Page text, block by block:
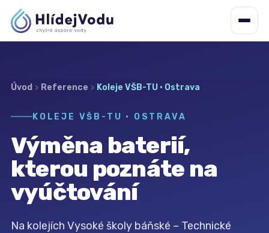
Úvod Reference Koleje VŠB-TU · Ostrava
KOLEJE VŠB-TU · OSTRAVA
Výměna baterií,
kterou poznáte na
vyúčtování
Na kolejích Vysoké školy báňské – Technické